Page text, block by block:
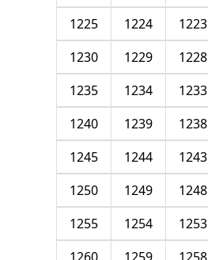
1223
1224
1225
1228
1229
1230
1233
1234
1235
1238
1239
1240
1243
1244
1245
1248
1249
1250
1253
1254
1255